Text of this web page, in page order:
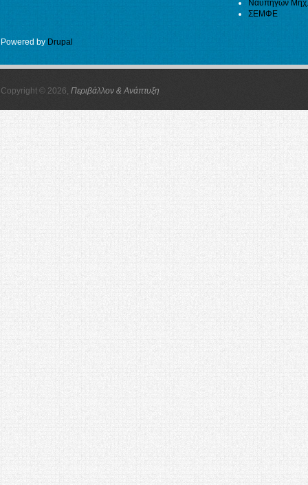
Ναυπηγών Μηχ.
ΣΕΜΦΕ
Powered by Drupal
Copyright © 2026, Περιβάλλον & Ανάπτυξη